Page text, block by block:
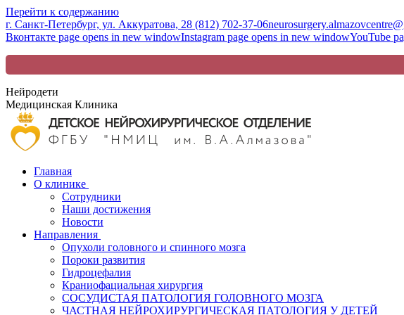
Перейти к содержанию
г. Санкт-Петербург, ул. Аккуратова, 28 (812) 702-37-06
Вконтакте page opens in new windowInstagram page opens in new windowYouTube
Нейродети
Медицинская Клиника
Главная
О клинике
Сотрудники
Наши достижения
Новости
Направления
Опухоли головного и спинного мозга
Пороки развития
Гидроцефалия
Краниофациальная хирургия
СОСУДИСТАЯ ПАТОЛОГИЯ ГОЛОВНОГО МОЗГА
ЧАСТНАЯ НЕЙРОХИРУРГИЧЕСКАЯ ПАТОЛОГИЯ У ДЕТЕЙ